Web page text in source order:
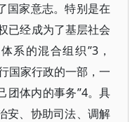
国家意志。特别是在
已经成为了基层社会
系的混合组织”3，
国家行政的一部，一
团体内的事务”4。具
安、协助司法、调解